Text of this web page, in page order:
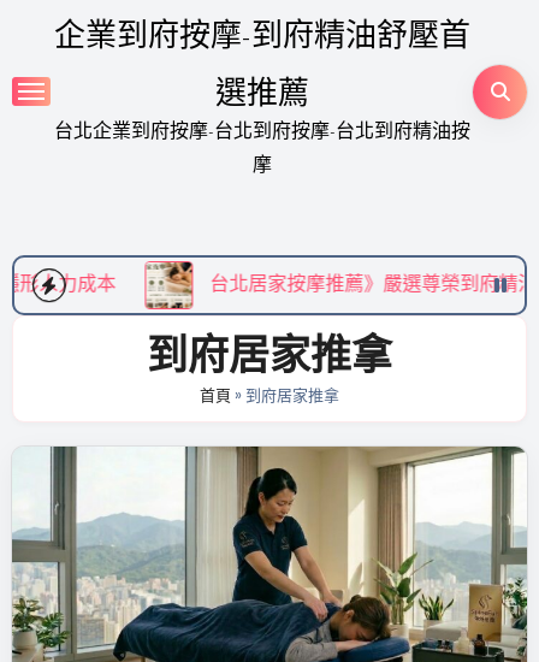
content
企業到府按摩-到府精油舒壓首
選推薦
台北企業到府按摩-台北到府按摩-台北到府精油按
摩
台北居家按摩推薦》嚴選尊榮到府精油 SPA，享受免通
到府居家推拿
首頁 » 到府居家推拿